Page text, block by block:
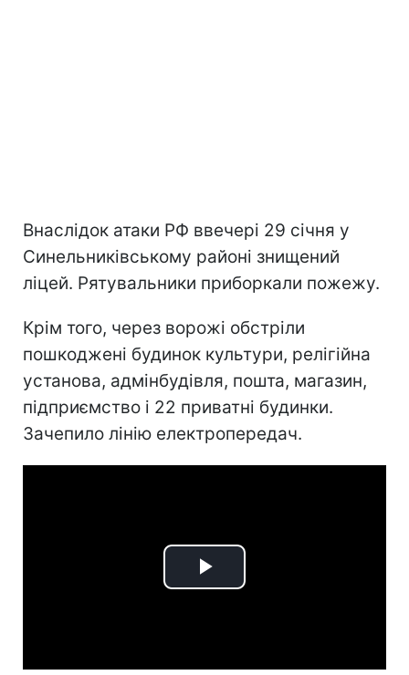
Внаслідок атаки РФ ввечері 29 січня у
Синельниківському районі знищений
ліцей. Рятувальники приборкали пожежу.
Крім того, через ворожі обстріли
пошкоджені будинок культури, релігійна
установа, адмінбудівля, пошта, магазин,
підприємство і 22 приватні будинки.
Зачепило лінію електропередач.
Play